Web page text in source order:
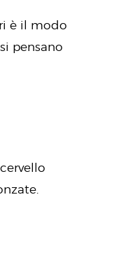
è il modo
pensano